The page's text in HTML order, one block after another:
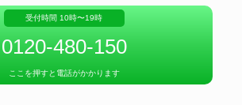
受付時間 10時〜19時
0120-480-150
ここを押すと電話がかかります